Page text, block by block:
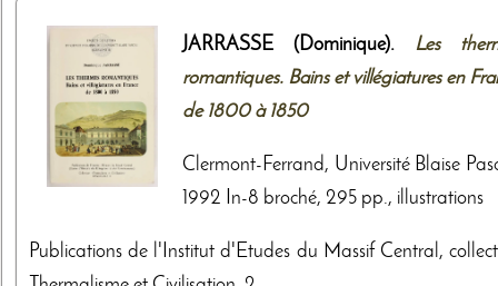
JARRASSE (Dominique). Les
romantiques. Bains et villégiatures en
de 1800 à 1850
Clermont-Ferrand, Université Blaise
1992 In-8 broché, 295 pp., illustrations
Publications de l'Institut d'Etudes du Massif Central,